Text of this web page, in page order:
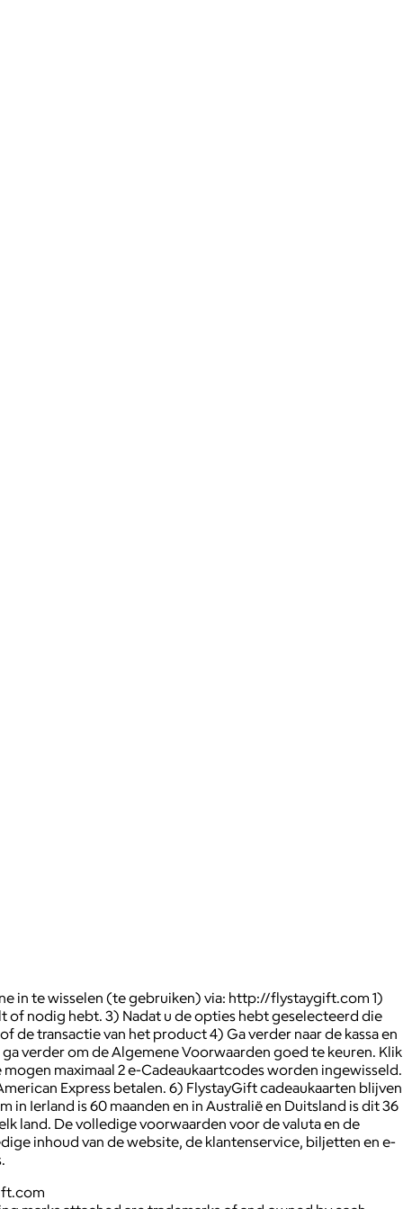
in te wisselen (te gebruiken) via: http://flystaygift.com 1)
of nodig hebt. 3) Nadat u de opties hebt geselecteerd die
transactie van het product 4) Ga verder naar de kassa en
verder om de Algemene Voorwaarden goed te keuren. Klik
maximaal 2 e-Cadeaukaartcodes worden ingewisseld.
Express betalen. 6) FlystayGift cadeaukaarten blijven
Ierland is 60 maanden en in Australië en Duitsland is dit 36
land. De volledige voorwaarden voor de valuta en de
inhoud van de website, de klantenservice, biljetten en e-